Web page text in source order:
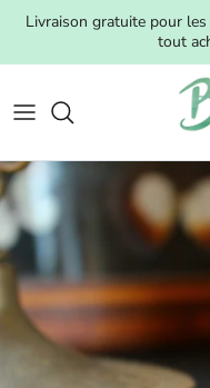
Aller au contenu
Livraison gratuite pour
tout
Passer aux informations